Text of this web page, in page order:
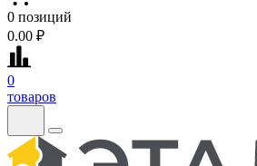
0 позиций
0.00 ₽
0
товаров